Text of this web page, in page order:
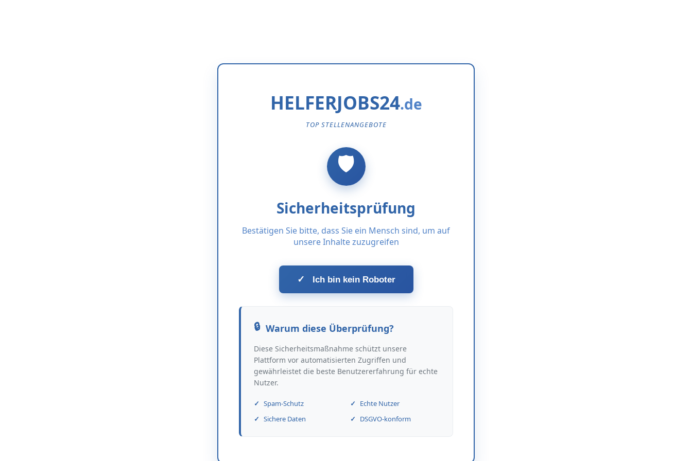
HELFERJOBS24
TOP STELLENANGEBOTE
Sicherheitsprüfung
Bestätigen Sie bitte, dass Sie ein Mensch sind, um auf
unsere Inhalte zuzugreifen
✓ Ich bin kein Roboter
Warum diese Überprüfung?
Diese Sicherheitsmaßnahme schützt unsere
Plattform vor automatisierten Zugriffen und
gewährleistet die beste Benutzererfahrung für echte
Nutzer.
Spam-Schutz
Echte Nutzer
Sichere Daten
DSGVO-konform